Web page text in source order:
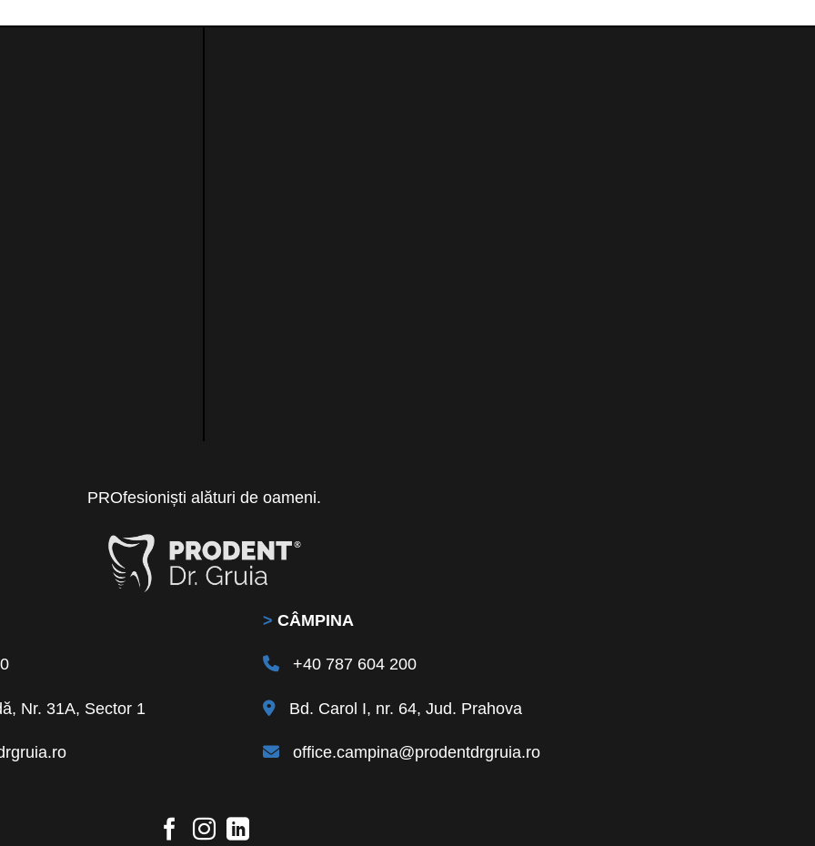
PROfesioniști alături de oameni.
Nr. 31A, Sector 1
> CÂMPINA
+40 787 604 200
Bd. Carol I, nr. 64, Jud. Prahova
office.campina@prodentdrgruia.ro